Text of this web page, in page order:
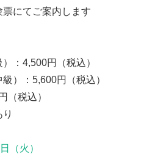
にてご案内します
：4,500円（税込）
）：5,600円（税込）
（税込）
（火）